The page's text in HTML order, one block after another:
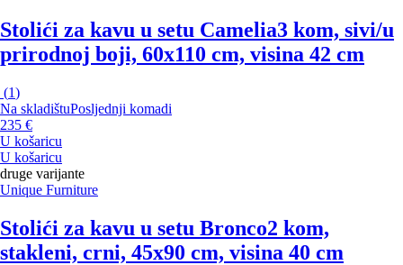
Stolići za kavu u setu Camelia3 kom, sivi/u
prirodnoj boji, 60x110 cm, visina 42 cm
(1)
Na skladištuPosljednji komadi
235 €
U košaricu
U košaricu
druge varijante
Unique Furniture
Stolići za kavu u setu Bronco2 kom,
stakleni, crni, 45x90 cm, visina 40 cm